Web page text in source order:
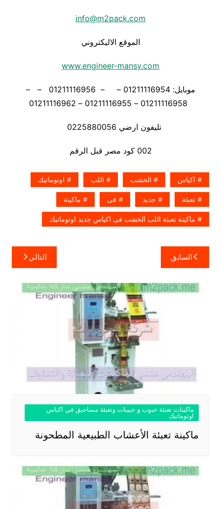
info@m2pack.com
الموقع الاليكتروني
www.engineer-mansy.com
موبايل: 01211116954 – – 01211116956 – –
تليفون ارضي 0225880056
002 كود مصر قبل الرقم
اكياس الخشب اللب اوتوماتيك
تعبئة جديد فى ماكينة
ماكينة تعبئة اللب الخشب فى اكياس جديد اوتوماتيك
تصفّح
المقالات
السابق التالي
ماكينات تعبئة حبوب و حبيبات وتعبئة مساحيق في اكياس
اوتوماتيك
ماكينة تعبئة الأعشاب الطبيعية المطحونة